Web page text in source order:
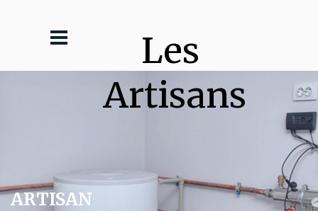
Les
Artisans
ARTISAN